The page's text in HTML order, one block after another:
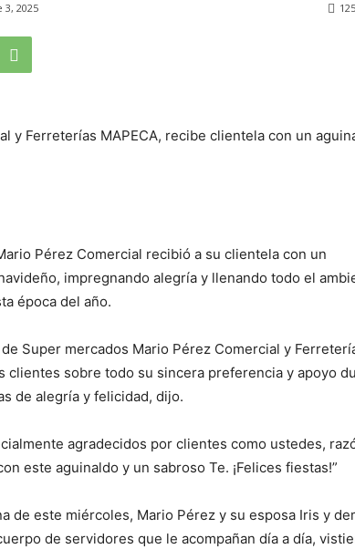
2025 125
y Ferreterías MAPECA, recibe clientela con un
Pérez Comercial recibió a su clientela con un
impregnando alegría y llenando todo el
época del año.
Super mercados Mario Pérez Comercial y
clientes sobre todo su sincera preferencia y apoyo
de alegría y felicidad, dijo.
agradecidos por clientes como ustedes,
este aguinaldo y un sabroso Te. ¡Felices fiestas!”
de este miércoles, Mario Pérez y su esposa Iris y
de servidores que le acompañan día a día,